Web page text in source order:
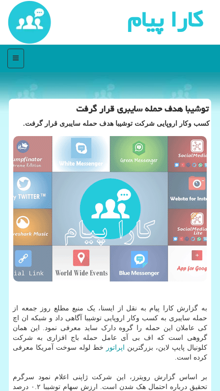
كارا پیام
منو
توشیبا هدف حمله سایبری قرار گرفت
کسب وکار اروپایی شرکت توشیبا هدف حمله سایبری قرار گرفت.
به گزارش کارا پیام به نقل از ایسنا، یک منبع مطلع روز جمعه از
حمله سایبری به کسب وکار اروپایی توشیبا آگاهی داد و شبکه ان اچ
کی عاملان این حمله را گروه دارک ساید معرفی نمود. این همان
گروهی است که اف بی آی عامل حمله باج افزاری به شرکت
کلونیال پایپ لاین، بزرگترین
اپراتور
خط لوله سوخت آمریکا معرفی
کرده است.
بر اساس گزارش رویترز، این شرکت ژاپنی اعلام نمود سرگرم
تحقیق درباره احتمال هک شدن است. ارزش سهام توشیبا ۰.۲ درصد